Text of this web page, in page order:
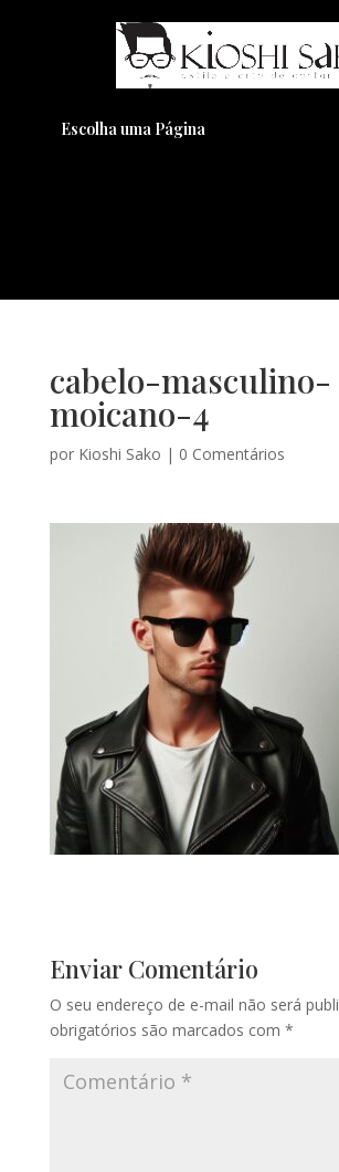
Escolha uma Página
cabelo-masculino-
moicano-4
por Kioshi Sako | 0 Comentários
Enviar Comentário
O seu endereço de e-mail não será
obrigatórios são marcados com *
Pensando em
Visual??